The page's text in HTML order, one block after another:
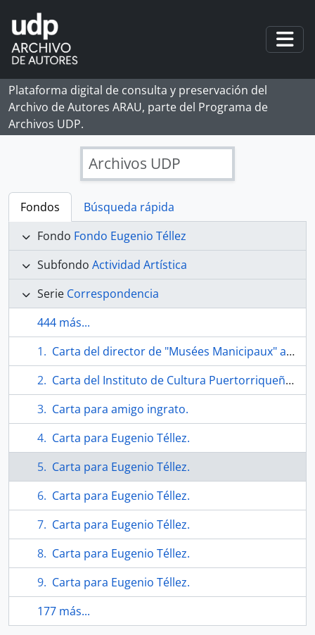
Skip to main content
Plataforma digital de consulta y preservación del
Archivo de Autores ARAU, parte del Programa de
Archivos UDP.
Archivos UDP
Fondos
Búsqueda rápida
Fondo Fondo Eugenio Téllez
Subfondo Actividad Artística
Serie Correspondencia
444 más...
Carta del director de "Musées Manicipaux" a Téllez.
Carta del Instituto de Cultura Puertorriqueña a Téllez.
Carta para amigo ingrato.
Carta para Eugenio Téllez.
Carta para Eugenio Téllez.
Carta para Eugenio Téllez.
Carta para Eugenio Téllez.
Carta para Eugenio Téllez.
Carta para Eugenio Téllez.
177 más...